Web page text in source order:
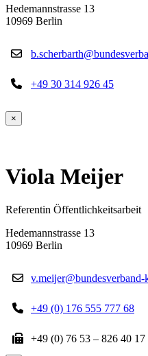
Hedemannstrasse 13
10969 Berlin
+49 30 314 926 45
×
Viola Meijer
Referentin Öffentlichkeitsarbeit
Hedemannstrasse 13
10969 Berlin
+49 (0) 176 555 777 68
+49 (0) 76 53 – 826 40 17